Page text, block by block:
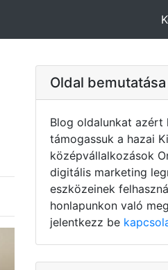
Oldal bemutatása
Blog oldalunkat
támogassuk a hazai
középvállalkozások
digitális marketing
eszközeinek
honlapunkon való
jelentkezz be